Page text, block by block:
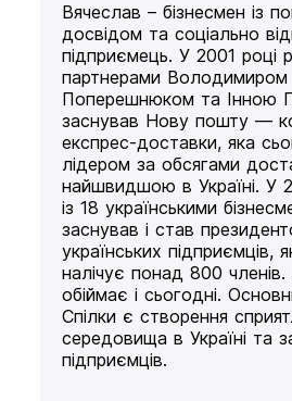
Вячеслав – бізнесмен із
досвідом та соціально
підприємець. У 2001 році
партнерами Володимиром
Поперешнюком та Інною
заснував Нову пошту —
експрес-доставки, яка
лідером за обсягами
найшвидшою в Україні. У
із 18 українськими
заснував і став
українських підприємців,
налічує понад 800
обіймає і сьогодні.
Спілки є створення
середовища в Україні та
підприємців.